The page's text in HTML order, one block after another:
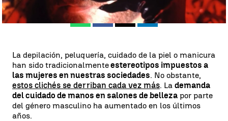
WhatsappFacebook
X Linkedin
La depilación, peluquería, cuidado de la piel o manicura
han sido tradicionalmenteestereotipos impuestos a
las mujeres en nuestras sociedades. No obstante,
estos clichés se derriban cada vez más. La demanda
del cuidado de manos en salones de belleza por parte
del género masculino ha aumentado en los últimos
años.